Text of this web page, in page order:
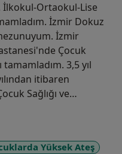
İlkokul-Ortaokul-Lise
İzmir Dokuz
İzmir
Çocuk
tamamladım. 3,5 yıl
itibaren
Sağlığı ve
bilgi ve deneyimleri
çalışıyorum. Evli ve 2
Yüksek Ateş